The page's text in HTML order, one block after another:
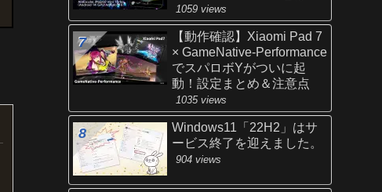
1059 views
【動作確認】Xiaomi Pad 7
× GameNative-Performance
でスパロボYがついに起
動！設定まとめ＆注意点
1035 views
Windows11「22H2」はサ
ービス終了を迎えました。
904 views